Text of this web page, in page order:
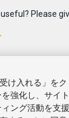
Please
け入れる」をク
強化し、サイ
ング活動を支